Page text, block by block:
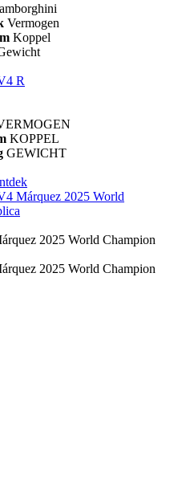
Vermogen
Koppel
R
KOPPEL
GEWICHT
Márquez 2025 World
2025 World Champion
2025 World Champion